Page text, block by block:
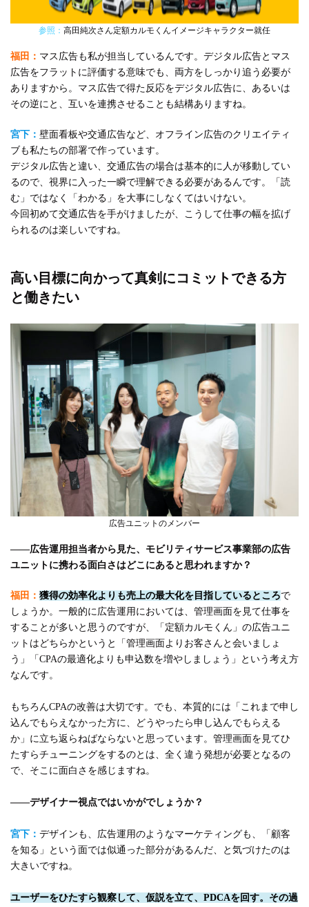
参照： 高田純次さん定額カルモくんイメージキャラクター就任
福田： マス広告も私が担当しているんです。デジタル広告とマス
広告をフラットに評価する意味でも、両方をしっかり追う必要が
ありますから。マス広告で得た反応をデジタル広告に、あるいは
その逆にと、互いを連携させることも結構ありますね。
宮下： 壁面看板や交通広告など、オフライン広告のクリエイティ
ブも私たちの部署で作っています。
デジタル広告と違い、交通広告の場合は基本的に人が移動してい
るので、視界に入った一瞬で理解できる必要があるんです。「読
む」ではなく「わかる」を大事にしなくてはいけない。
今回初めて交通広告を手がけましたが、こうして仕事の幅を拡げ
られるのは楽しいですね。
高い目標に向かって真剣にコミットできる方
と働きたい
広告ユニットのメンバー
――広告運用担当者から見た、モビリティサービス事業部の広告
ユニットに携わる面白さはどこにあると思われますか？
福田： 獲得の効率化よりも売上の最大化を目指しているところで
しょうか。一般的に広告運用においては、管理画面を見て仕事を
することが多いと思うのですが、「定額カルモくん」の広告ユニ
ットはどちらかというと「管理画面よりお客さんと会いましょ
う」「CPAの最適化よりも申込数を増やしましょう」という考え方
なんです。
もちろんCPAの改善は大切です。でも、本質的には「これまで申し
込んでもらえなかった方に、どうやったら申し込んでもらえる
か」に立ち返らねばならないと思っています。管理画面を見てひ
たすらチューニングをするのとは、全く違う発想が必要となるの
で、そこに面白さを感じますね。
――デザイナー視点ではいかがでしょうか？
宮下： デザインも、広告運用のようなマーケティングも、「顧客
を知る」という面では似通った部分があるんだ、と気づけたのは
大きいですね。
ユーザーをひたすら観察して、仮説を立て、PDCAを回す。その過